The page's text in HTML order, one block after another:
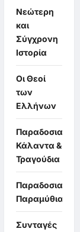
Νεώτερη
και
Σύγχρονη
Ιστορία
Οι Θεοί
των
Ελλήνων
Παραδοσιακά
Κάλαντα &
Τραγούδια
Παραδοσιακά
Παραμύθια
Συνταγές